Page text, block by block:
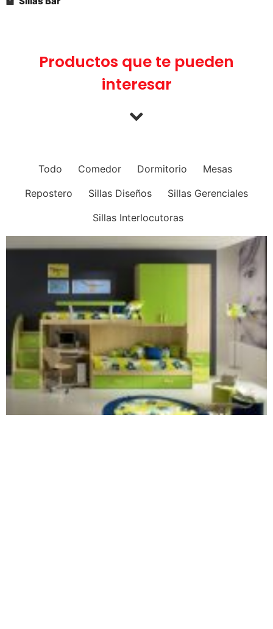
Productos que te pueden
interesar
Todo Comedor Dormitorio
Mesas
Repostero
Sillas Diseños
Sillas Gerenciales
Sillas Interlocutoras